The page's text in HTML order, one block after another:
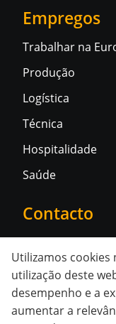
Empregos
Trabalhar na
Produção
Logística
Técnica
Hospitalidade
Saúde
Contacto
Contacte-nos
Redes
Utilizamos cookies
utilização deste
desempenho e a
aumentar a